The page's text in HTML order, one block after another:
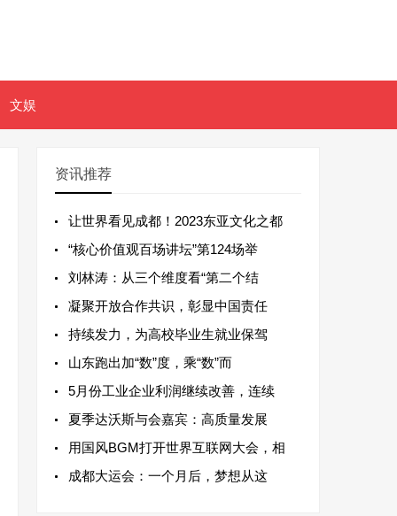
文娱
资讯推荐
让世界看见成都！2023东亚文化之都
“核心价值观百场讲坛”第124场举
刘林涛：从三个维度看“第二个结
凝聚开放合作共识，彰显中国责任
持续发力，为高校毕业生就业保驾
山东跑出加“数”度，乘“数”而
5月份工业企业利润继续改善，连续
夏季达沃斯与会嘉宾：高质量发展
用国风BGM打开世界互联网大会，相
成都大运会：一个月后，梦想从这